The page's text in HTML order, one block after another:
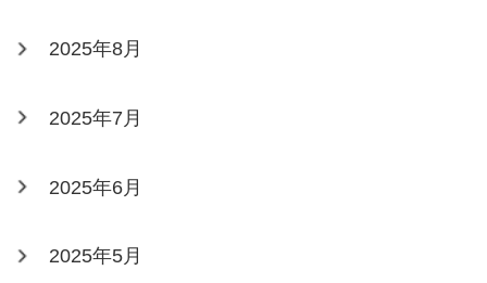
2025年8月
2025年7月
2025年6月
2025年5月